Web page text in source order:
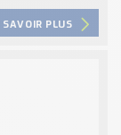
SAVOIR PLUS